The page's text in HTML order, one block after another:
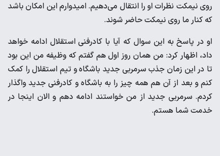
روی نیمکت نظرات او را انتقال می‌دهیم. امیدوارم این امکان باشد
که کنار ما روی نیمکت حاضر شوند.
او در پاسخ به این سوال که آیا با کادرفنی استقلال ادامه خواهد
داد، اظهار کرد: من همان روز اول هم گفتم که وظیفه من این بود
تا در این زمان جذب سرمربی جدید باشگاه و تیم استقلال را کمک
کنم و بعد از آن هم همه چیز را به باشگاه و کادرفنی جدید واگذار
کردم. سرمربی جدید از من خواستند ادامه دهم و الان اینجا در
خدمت شما هستم.